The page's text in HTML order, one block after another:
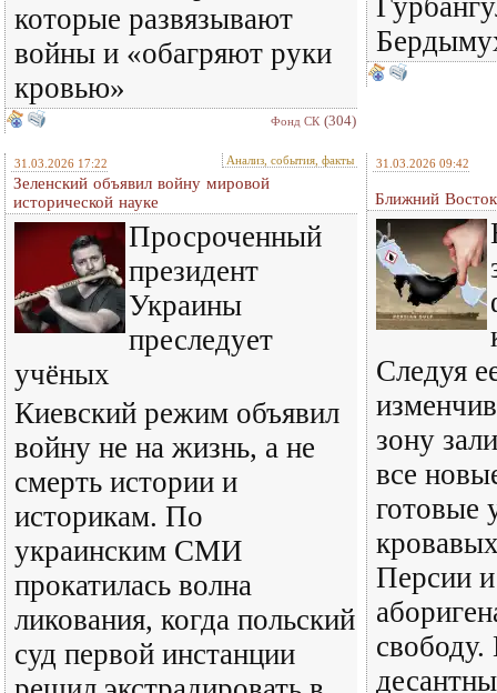
которые развязывают
войны и «обагряют руки
кровью»
Фонд СК (304)
31.03.2026 17:22 Анализ, события, факты
Зеленский объявил войну мировой
исторической науке
Просроченный
президент
Украины
преследует
учёных
Киевский режим объявил
войну не на жизнь, а не
смерть истории и
историкам. По
украинским СМИ
прокатилась волна
ликования, когда польский
суд первой инстанции
31.03.2026 09:42
Ближний
Следуя
зону
все
готовые
Персии